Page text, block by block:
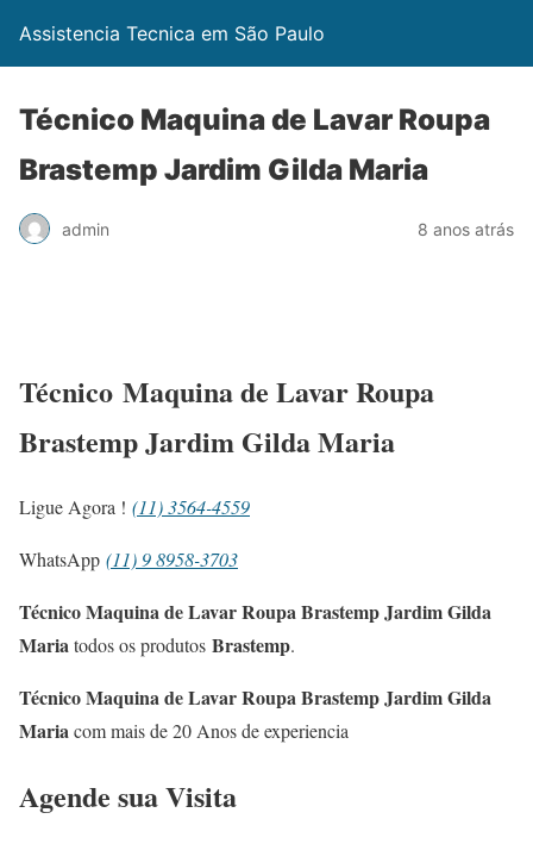
Assistencia Tecnica em São Paulo
Técnico Maquina de Lavar Roupa
Brastemp Jardim Gilda Maria
admin 8 anos atrás
Técnico Maquina de Lavar Roupa
Brastemp Jardim Gilda Maria
Ligue Agora ! (11) 3564-4559
WhatsApp (11) 9 8958-3703
Técnico Maquina de Lavar Roupa Brastemp Jardim Gilda
Mariatodos os produtos Brastemp.
Técnico Maquina de Lavar Roupa Brastemp Jardim Gilda
Mariacom mais de 20 Anos de experiencia
Agende sua Visita